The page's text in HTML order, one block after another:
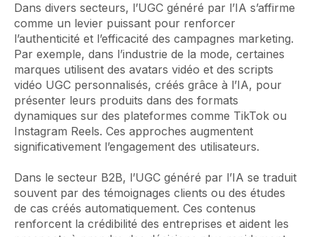
Dans divers secteurs, l’UGC généré par l’IA s’affirme
comme un levier puissant pour renforcer
l’authenticité et l’efficacité des campagnes marketing.
Par exemple, dans l’industrie de la mode, certaines
marques utilisent des avatars vidéo et des scripts
vidéo UGC personnalisés, créés grâce à l’IA, pour
présenter leurs produits dans des formats
dynamiques sur des plateformes comme TikTok ou
Instagram Reels. Ces approches augmentent
significativement l’engagement des utilisateurs.
Dans le secteur B2B, l’UGC généré par l’IA se traduit
souvent par des témoignages clients ou des études
de cas créés automatiquement. Ces contenus
renforcent la crédibilité des entreprises et aident les